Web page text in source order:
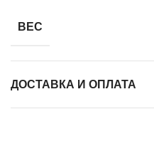
ВЕС
ДОСТАВКА И ОПЛАТА